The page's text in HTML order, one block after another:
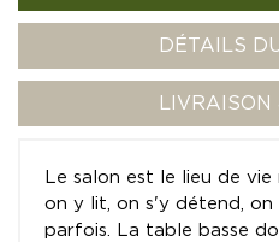
DÉTAILS
LIVRAISON
Le salon est le lieu de vie
on y lit, on s'y détend,
parfois. La table basse